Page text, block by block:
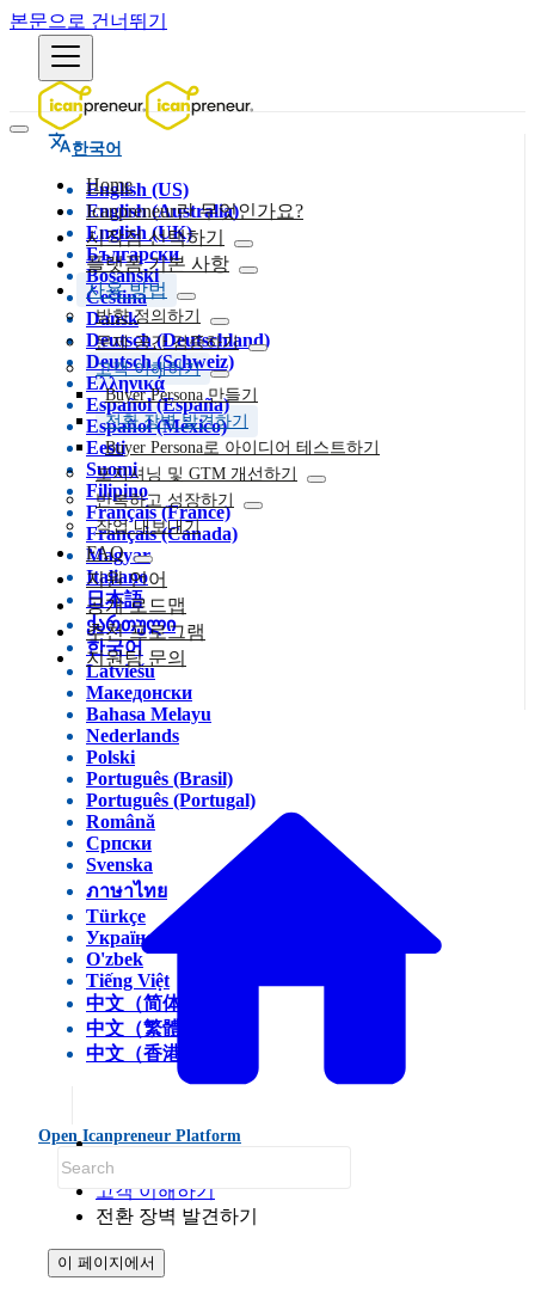
본문으로 건너뛰기
한국어
English (US)
English (Australia)
English (UK)
Български
Bosanski
Čeština
Dansk
Deutsch (Deutschland)
Deutsch (Schweiz)
Ελληνικά
Español (España)
Español (México)
Eesti
Suomi
Filipino
Français (France)
Français (Canada)
Magyar
Italiano
日本語
ქართული
한국어
Latviešu
Македонски
Bahasa Melayu
Nederlands
Polski
Português (Brasil)
Português (Portugal)
Română
Српски
Svenska
ภาษาไทย
Türkçe
Українська
O'zbek
Tiếng Việt
中文（简体）
中文（繁體）
中文（香港）
Open Icanpreneur Platform
Home
Icanpreneur란 무엇인가요?
시작점 선택하기
플랫폼 기본 사항
사용 방법
방향 정의하기
문제 공간 검증하기
고객 이해하기
Buyer Persona 만들기
전환 장벽 발견하기
Buyer Persona로 아이디어 테스트하기
포지셔닝 및 GTM 개선하기
반복하고 성장하기
작업 내보내기
FAQ
지원 언어
공개 로드맵
추천 프로그램
지원팀 문의
사용 방법
고객 이해하기
전환 장벽 발견하기
이 페이지에서